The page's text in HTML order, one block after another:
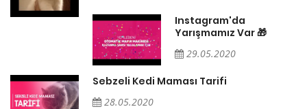
Instagram'da
Yarışmamız Var 🎁
29.05.2020
Sebzeli Kedi Maması Tarifi
28.05.2020